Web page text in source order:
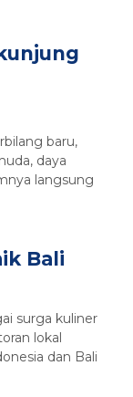
baru,
daya
langsung
Bali
surga kuliner
lokal
dan Bali